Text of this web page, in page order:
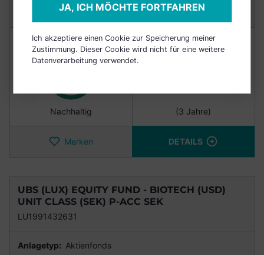
Anlagetyp:Aktienfonds
NACHHALTIGKEIT
Nachhaltig
RENDITE
(3 Jahre)
Merken DETAILS
UBS (LUX) EQUITY FUND - BIOTECH (USD)
UNIT CLASS (SEK) P-ACC SEK
LU1991432631
Anlagetyp: Aktienfonds
JA, ICH MÖCHTE FORTFAHREN
Ich akzeptiere einen Cookie zur Speicherung meiner
Zustimmung. Dieser Cookie wird nicht für eine weitere
Datenverarbeitung verwendet.